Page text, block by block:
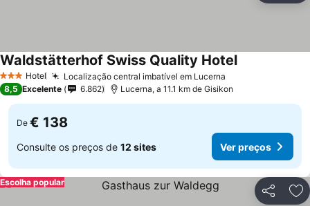
3 EstrelasHotel Localização central imbatível em Lucerna
Waldstätterhof Swiss Quality HotelVer preços
8,5 Excelente 6.862 Lucerna, a 11.1 km de Gisikon
De € 138
Consulte os preços de 12 sites Ver preços
Partilhar
Escolha popular